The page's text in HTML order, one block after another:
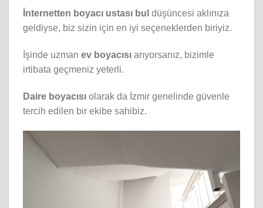
nternetten boyacı ustası bul düşüncesi aklınıza
geldiyse, biz sizin için en iyi seçeneklerden biriyiz.
İşinde uzman ev boyacısı arıyorsanız, bizimle
irtibata geçmeniz yeterli.
Daire boyacısı olarak da İzmir genelinde güvenle
tercih edilen bir ekibe sahibiz.